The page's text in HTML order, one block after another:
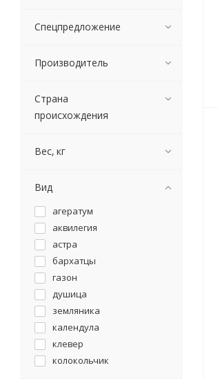
Спецпредложение
Производитель
Страна
происхождения
Вес, кг
Вид
агератум
аквилегия
астра
бархатцы
газон
душица
земляника
календула
клевер
колокольчик